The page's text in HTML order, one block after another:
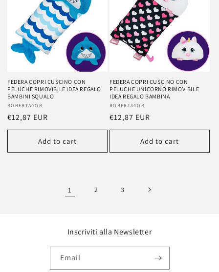
FEDERA COPRI CUSCINO CON
PELUCHE RIMOVIBILE IDEA REGALO
BAMBINI SQUALO
Vendor:
ROBERTAGOR
Regular
price
€12,87 EUR
Add to cart
FEDERA COPRI CUSCINO CON
PELUCHE UNICORNO RIMOVIBILE
IDEA REGALO BAMBINA
Vendor:
ROBERTAGOR
Regular
price
€12,87 EUR
Add to cart
1 2 3
Inscriviti alla Newsletter
Email